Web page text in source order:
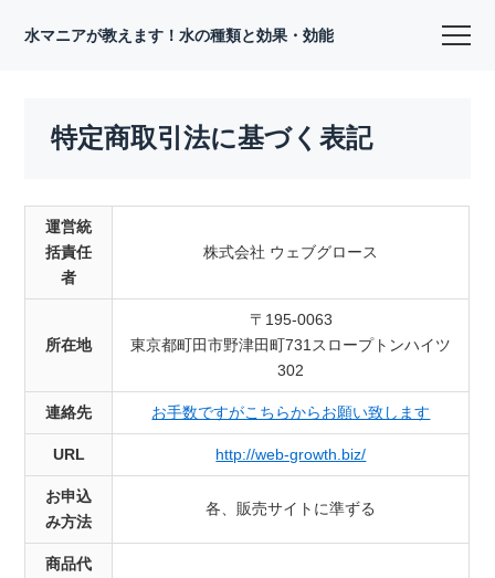
水マニアが教えます！水の種類と効果・効能
特定商取引法に基づく表記
運営統
括責任
者
株式会社 ウェブグロース
所在地
〒195-0063
東京都町田市野津田町731スロープトンハイツ
302
連絡先 お手数ですがこちらからお願い致します
URL http://web-growth.biz/
お申込
み方法
各、販売サイトに準ずる
商品代